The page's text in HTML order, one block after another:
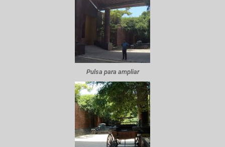
Pulsa para ampliar